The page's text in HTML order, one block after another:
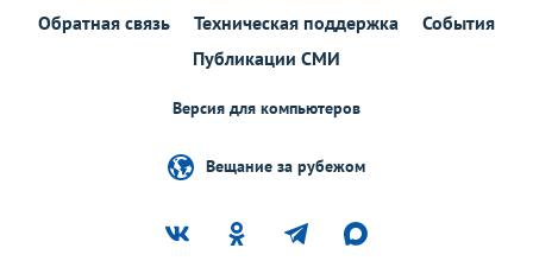
Обратная связь
Техническая поддержка
События
Публикации СМИ
Версия для компьютеров
Вещание за рубежом